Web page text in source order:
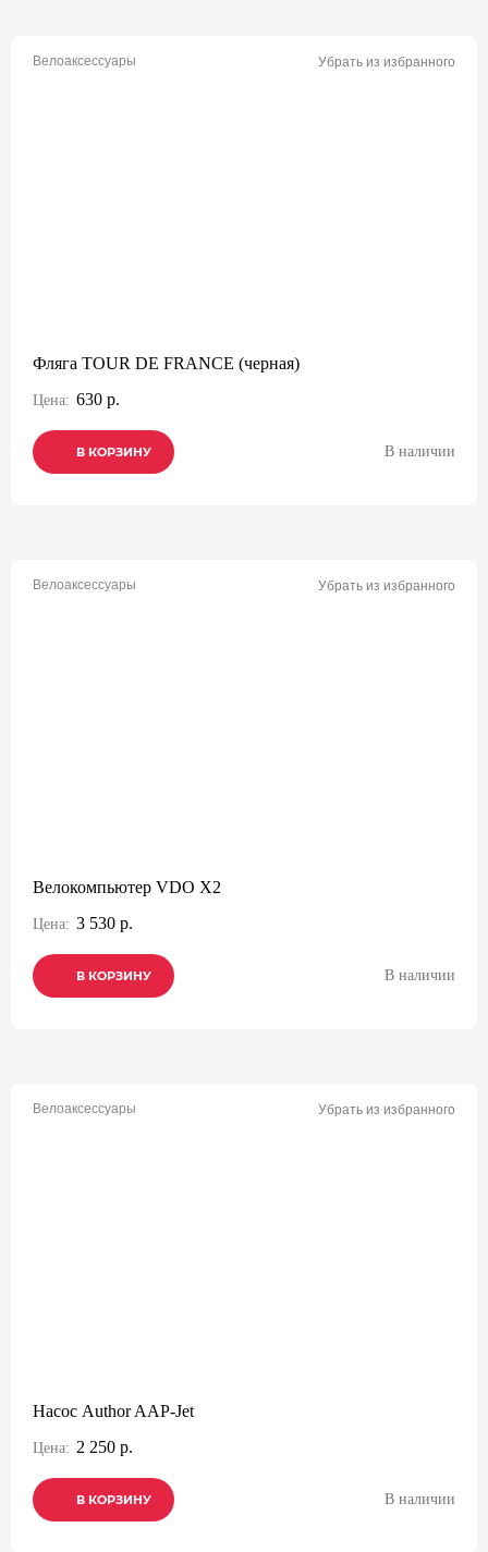
Велоаксессуары Убрать из избранного
Фляга TOUR DE FRANCE (черная)
Цена: 630 р.
В КОРЗИНУ
В КОРЗИНУ
В КОРЗИНУ В наличии
Велоаксессуары Убрать из избранного
Велокомпьютер VDO X2
Цена: 3 530 р.
В КОРЗИНУ
В КОРЗИНУ
В КОРЗИНУ В наличии
Велоаксессуары Убрать из избранного
Насос Author AAP-Jet
Цена: 2 250 р.
В КОРЗИНУ
В КОРЗИНУ
В КОРЗИНУ В наличии